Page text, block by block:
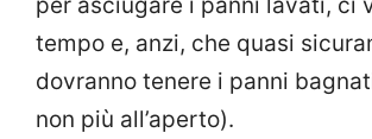
per asciugare i panni lavati, ci
tempo e, anzi, che quasi
dovranno tenere i panni
non più all’aperto).